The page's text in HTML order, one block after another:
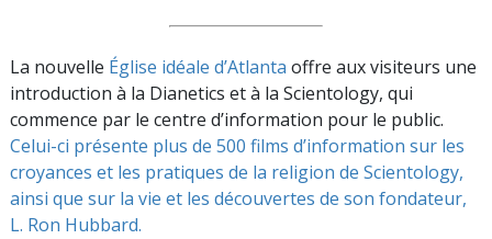
La nouvelle Église idéale d’Atlanta offre aux visiteurs une
introduction à la Dianetics et à la Scientology, qui
commence par le centre d’information pour le public.
Celui-ci présente plus de 500 films d’information sur les
croyances et les pratiques de la religion de Scientology,
ainsi que sur la vie et les découvertes de son fondateur,
L. Ron Hubbard.